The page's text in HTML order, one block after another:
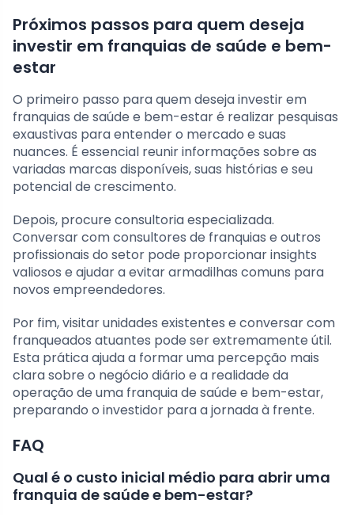
Próximos passos para quem deseja
investir em franquias de saúde e bem-
estar
O primeiro passo para quem deseja investir em
franquias de saúde e bem-estar é realizar pesquisas
exaustivas para entender o mercado e suas
nuances. É essencial reunir informações sobre as
variadas marcas disponíveis, suas histórias e seu
potencial de crescimento.
Depois, procure consultoria especializada.
Conversar com consultores de franquias e outros
profissionais do setor pode proporcionar insights
valiosos e ajudar a evitar armadilhas comuns para
novos empreendedores.
Por fim, visitar unidades existentes e conversar com
franqueados atuantes pode ser extremamente útil.
Esta prática ajuda a formar uma percepção mais
clara sobre o negócio diário e a realidade da
operação de uma franquia de saúde e bem-estar,
preparando o investidor para a jornada à frente.
FAQ
Qual é o custo inicial médio para abrir uma
franquia de saúde e bem-estar?